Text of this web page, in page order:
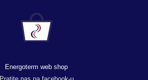
Energoterm web shop